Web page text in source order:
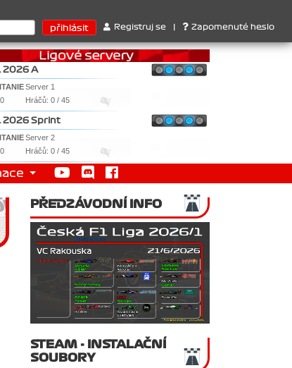
: 1. Ferrari . 2. Williams , 3. RedBull ..... SprintCup - 1.
Registruj se Zapomenuté heslo
2026 A
Server 1
Hráčů: 0 / 45
2026 Sprint
Server 2
Hráčů: 0 / 45
PŘEDZÁVODNÍ INFO
STEAM - INSTALAČNÍ
SOUBORY